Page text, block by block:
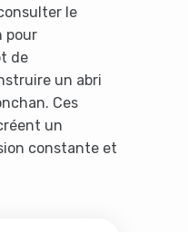
le
pour
de
un abri
Ces
un
constante et